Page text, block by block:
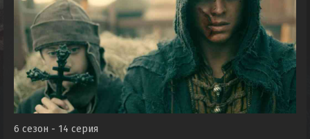
6 сезон - 14 серия